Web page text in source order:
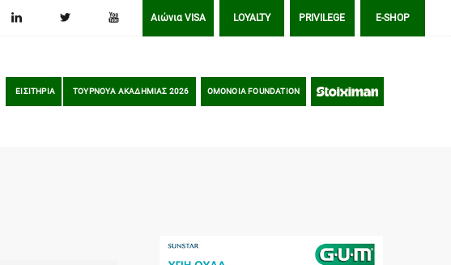
Αιώνια VISA LOYALTY PRIVILEGE E-SHOP
ΕΙΣΙΤΗΡΙΑ ΤΟΥΡΝΟΥΑ ΑΚΑΔΗΜΙΑΣ 2026 OMONOIA FOUNDATION STOIXIMAN